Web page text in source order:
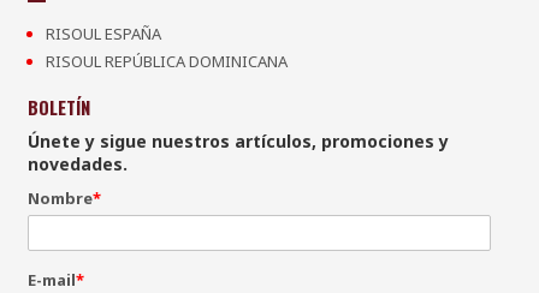
RISOUL ESPAÑA
RISOUL REPÚBLICA DOMINICANA
BOLETÍN
Únete y sigue nuestros artículos, promociones y
novedades.
Nombre*
E-mail*